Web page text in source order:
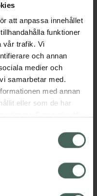
att anpassa innehållet
funktioner
vår trafik. Vi
och annan
medier och
samarbetar med.
med annan
eller som de har
samtycke påverkar inte
innan återkallelsen.
Dölj
innan
Visa